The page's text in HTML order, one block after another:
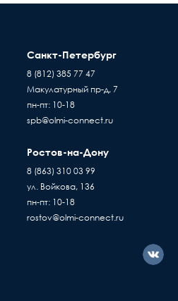
Санкт-Петербург
8 (812) 385 77 47
Макулатурный пр-д, 7
пн-пт: 10-18
spb@olmi-connect.ru
Ростов-на-Дону
8 (863) 310 03 99
ул. Войкова, 136
пн-пт: 10-18
rostov@olmi-connect.ru